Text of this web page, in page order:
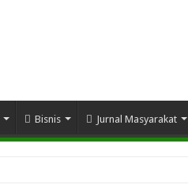
Bisnis Jurnal Masyarakat